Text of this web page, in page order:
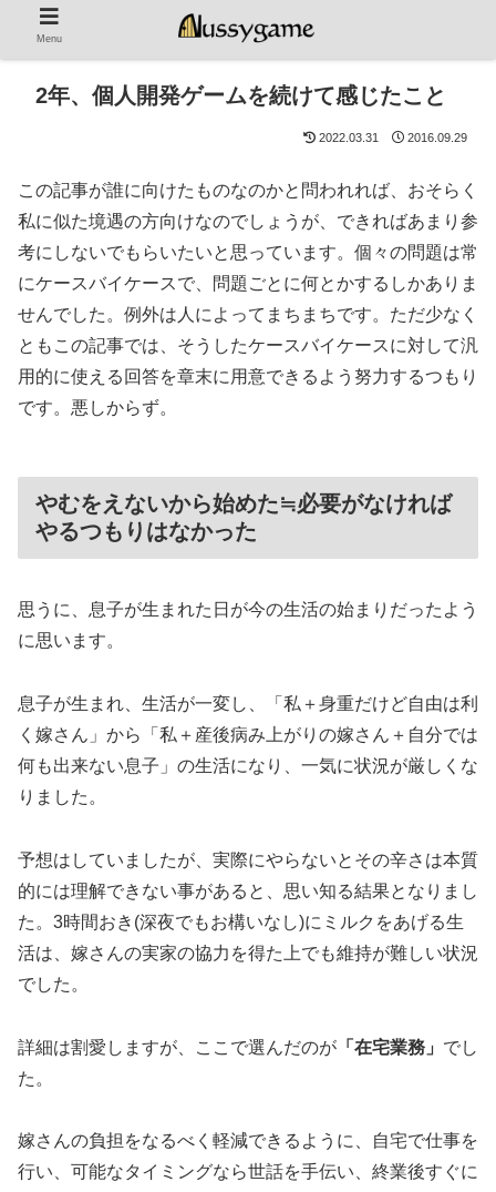
2年、個人開発ゲームを続けて感じたこと
2022.03.31 2016.09.29
この記事が誰に向けたものなのかと問われれば、おそらく
私に似た境遇の方向けなのでしょうが、できればあまり参
考にしないでもらいたいと思っています。個々の問題は常
にケースバイケースで、問題ごとに何とかするしかありま
せんでした。例外は人によってまちまちです。ただ少なく
ともこの記事では、そうしたケースバイケースに対して汎
用的に使える回答を章末に用意できるよう努力するつもり
です。悪しからず。
やむをえないから始めた≒必要がなければ
やるつもりはなかった
思うに、息子が生まれた日が今の生活の始まりだったよう
に思います。
息子が生まれ、生活が一変し、「私＋身重だけど自由は利
く嫁さん」から「私＋産後病み上がりの嫁さん＋自分では
何も出来ない息子」の生活になり、一気に状況が厳しくな
りました。
予想はしていましたが、実際にやらないとその辛さは本質
的には理解できない事があると、思い知る結果となりまし
た。3時間おき(深夜でもお構いなし)にミルクをあげる生
活は、嫁さんの実家の協力を得た上でも維持が難しい状況
でした。
詳細は割愛しますが、ここで選んだのが 「在宅業務」 でし
た。
嫁さんの負担をなるべく軽減できるように、自宅で仕事を
行い、可能なタイミングなら世話を手伝い、終業後すぐに
Menu